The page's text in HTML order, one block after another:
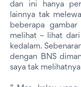
dan ini hanya
lainnya tak
beberapa
melihat – lihat
kedalam.
dengan BNS
saya tak